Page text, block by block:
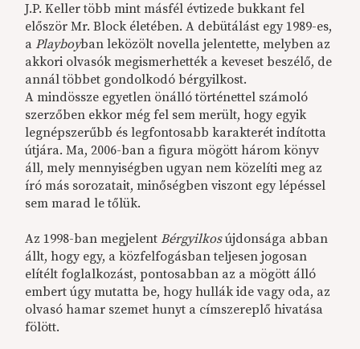
J.P. Keller több mint másfél évtizede bukkant fel
először Mr. Block életében. A debütálást egy 1989-es,
aPlayboyban leközölt novella jelentette, melyben az
akkori olvasók megismerhették a keveset beszélő, de
annál többet gondolkodó bérgyilkost.
A mindössze egyetlen önálló történettel számoló
szerzőben ekkor még fel sem merült, hogy egyik
legnépszerűbb és legfontosabb karakterét indította
útjára. Ma, 2006-ban a figura mögött három könyv
áll, mely mennyiségben ugyan nem közelíti meg az
író más sorozatait, minőségben viszont egy lépéssel
sem marad le tőlük.
Az 1998-ban megjelentBérgyilkosújdonsága abban
állt, hogy egy, a közfelfogásban teljesen jogosan
elítélt foglalkozást, pontosabban az a mögött álló
embert úgy mutatta be, hogy hullák ide vagy oda, az
olvasó hamar szemet hunyt a címszereplő hivatása
fölött.